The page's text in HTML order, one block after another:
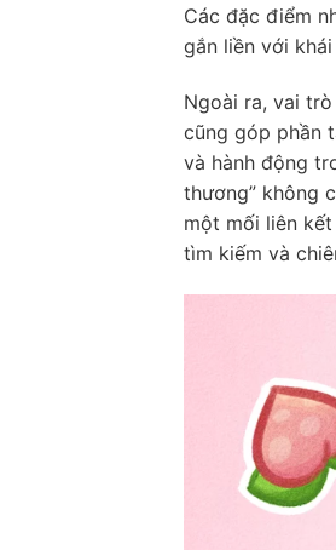
Các đặc điểm
gắn liền với
Ngoài ra, vai
cũng góp phần
và hành động
thương” không
một mối liên
tìm kiếm và